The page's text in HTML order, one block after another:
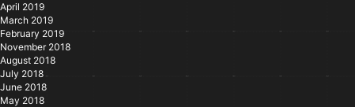
April 2019
March 2019
February 2019
November 2018
August 2018
July 2018
June 2018
May 2018